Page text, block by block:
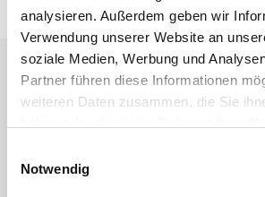
analysieren. Außerdem geben wir
Verwendung unserer Website an
soziale Medien, Werbung und
Partner führen diese Informationen
weiteren Daten zusammen, die Sie
Notwendig
Aktuelle Angebote